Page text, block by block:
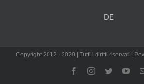
DE
Copyright 2012 - 2020 | Tutti i diritti riservati |
FacebookInstagram
Twitter